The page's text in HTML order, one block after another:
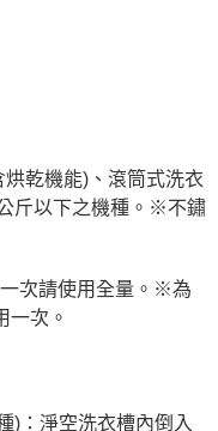
烘乾機能)、滾筒式洗衣
斤以下之機種。※不鏽
次請使用全量。※為
一次。
)：淨空洗衣槽內倒入